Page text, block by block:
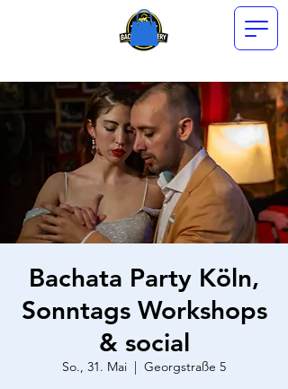
Bachata Party Köln,
Sonntags Workshops
& social
So., 31. Mai
  |
Georgstraße 5